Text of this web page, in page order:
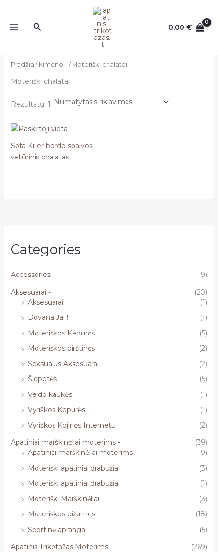
turinio
Paieška 0,00€
Categories
Accessories
(9)
Aksesuarai -
(20)
Aksesuarai
(1)
Dovana Jai !
(1)
Moteriškos Kepurės
(5)
Moteriškos pirštinės
(2)
Seksualūs Aksesuarai
(2)
Šlepetės
(5)
Veido kaukės
(1)
Vyriškos Kepurės
(1)
Vyriškos Kojinės Internetu
(2)
Apatiniai marškinėliai moterims -
(39)
Apatiniai marškinėliai moterims
(9)
Moteriški apatiniai drabužiai
(3)
Moteriški apatiniai drabužiai
(1)
Moteriški Marškinėliai
(3)
Moteriškos pižamos
(18)
Sportinė apranga
(5)
Apatinis Trikotažas Moterims -
(269)
Pradžia / kimono - / Moteriški chalatai
Moteriški chalatai
Rezultatų: 1
Sofa Killer bordo spalvos
veliūrinis chalatas